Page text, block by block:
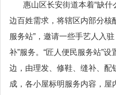
惠山区长安街道本着“缺什
边百姓需求，将辖区内部分核
服务站”，邀请一些手艺人入
补”服务。“匠人便民服务站”
边，由理发、修鞋、缝补、配
成，各小屋标明服务内容，屋